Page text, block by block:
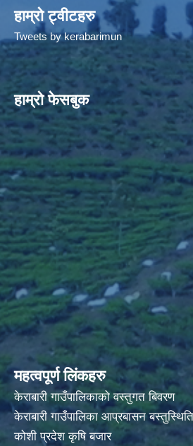
हाम्रो ट्वीटहरु
Tweets by kerabarimun
हाम्रो फेसबुक
महत्वपूर्ण लिंकहरु
केराबारी गाउँपालिकाको वस्तुगत बिवरण
केराबारी गाउँपालिका आप्रबासन
कोशी प्रदेश कृषि बजार